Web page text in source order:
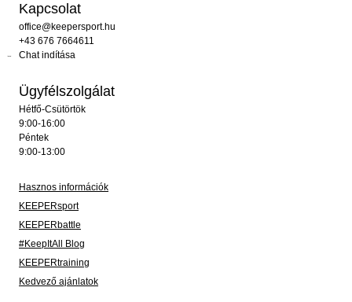
Kapcsolat
office@keepersport.hu
+43 676 7664611
Chat indítása
Ügyfélszolgálat
Hétfő-Csütörtök
9:00-16:00
Péntek
9:00-13:00
Hasznos információk
KEEPERsport
KEEPERbattle
#KeepItAll Blog
KEEPERtraining
Kedvező ajánlatok